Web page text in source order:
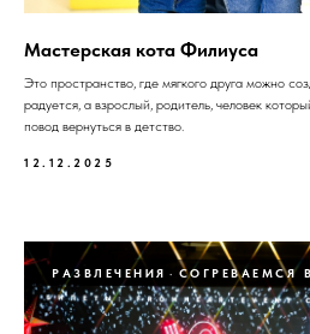
Мастерская кота Филиуса
Это пространство, где мягкого друга можно
радуется, а взрослый, родитель, человек
повод вернуться в детство.
12.12.2025
РАЗВЛЕЧЕНИЯ СОГРЕВАЕМСЯ